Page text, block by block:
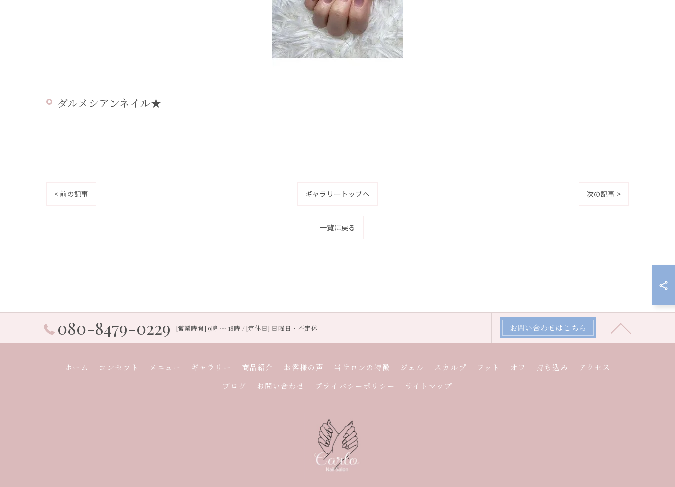
ダルメシアンネイル★
< 前の記事 ギャラリートップへ 次の記事 >
一覧に戻る
080-8479-0229 [営業時間] 9時 〜 18時 / [定休日] 日曜日・不定休 お問い合わせはこちら
ホーム コンセプト メニュー ギャラリー 商品紹介 お客様の声 当サロンの特徴 ジェル スカルプ フット オフ 持ち込み
アクセス
ブログ
お問い合わせ プライバシーポリシー サイトマップ